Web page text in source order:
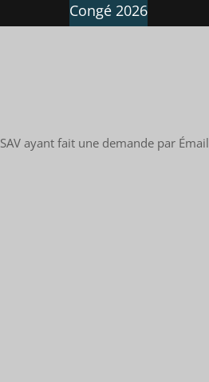
Congé 2026
ayant fait une demande par Émail